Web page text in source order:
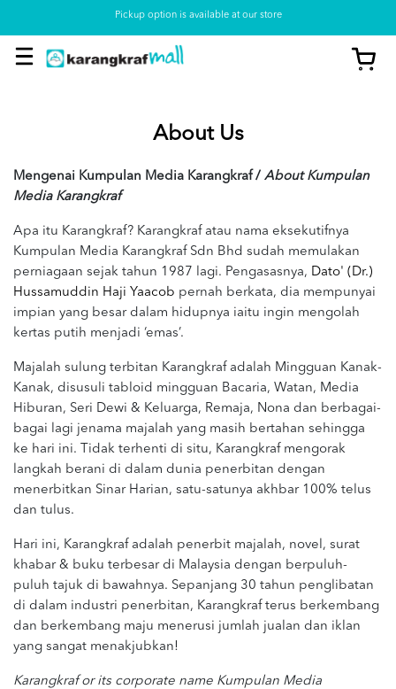
Pickup option is available at our store
About Us
Mengenai Kumpulan Media Karangkraf / About Kumpulan
Media Karangkraf
Apa itu Karangkraf? Karangkraf atau nama eksekutifnya
Kumpulan Media Karangkraf Sdn Bhd sudah memulakan
perniagaan sejak tahun 1987 lagi. Pengasasnya, Dato' (Dr.)
Hussamuddin Haji Yaacob pernah berkata, dia mempunyai
impian yang besar dalam hidupnya iaitu ingin mengolah
kertas putih menjadi ‘emas’.
Majalah sulung terbitan Karangkraf adalah Mingguan Kanak-
Kanak, disusuli tabloid mingguan Bacaria, Watan, Media
Hiburan, Seri Dewi & Keluarga, Remaja, Nona dan berbagai-
bagai lagi jenama majalah yang masih bertahan sehingga
ke hari ini. Tidak terhenti di situ, Karangkraf mengorak
langkah berani di dalam dunia penerbitan dengan
menerbitkan Sinar Harian, satu-satunya akhbar 100% telus
dan tulus.
Hari ini, Karangkraf adalah penerbit majalah, novel, surat
khabar & buku terbesar di Malaysia dengan berpuluh-
puluh tajuk di bawahnya. Sepanjang 30 tahun penglibatan
di dalam industri penerbitan, Karangkraf terus berkembang
dan berkembang maju menerusi jumlah jualan dan iklan
yang sangat menakjubkan!
Karangkraf or its corporate name Kumpulan Media